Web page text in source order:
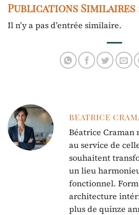
Publications Similaires
Il n’y a pas d’entrée similaire.
BEATRICE
Béatrice Craman
au service de
souhaitent
un lieu
fonctionnel.
architecture
plus de quinze